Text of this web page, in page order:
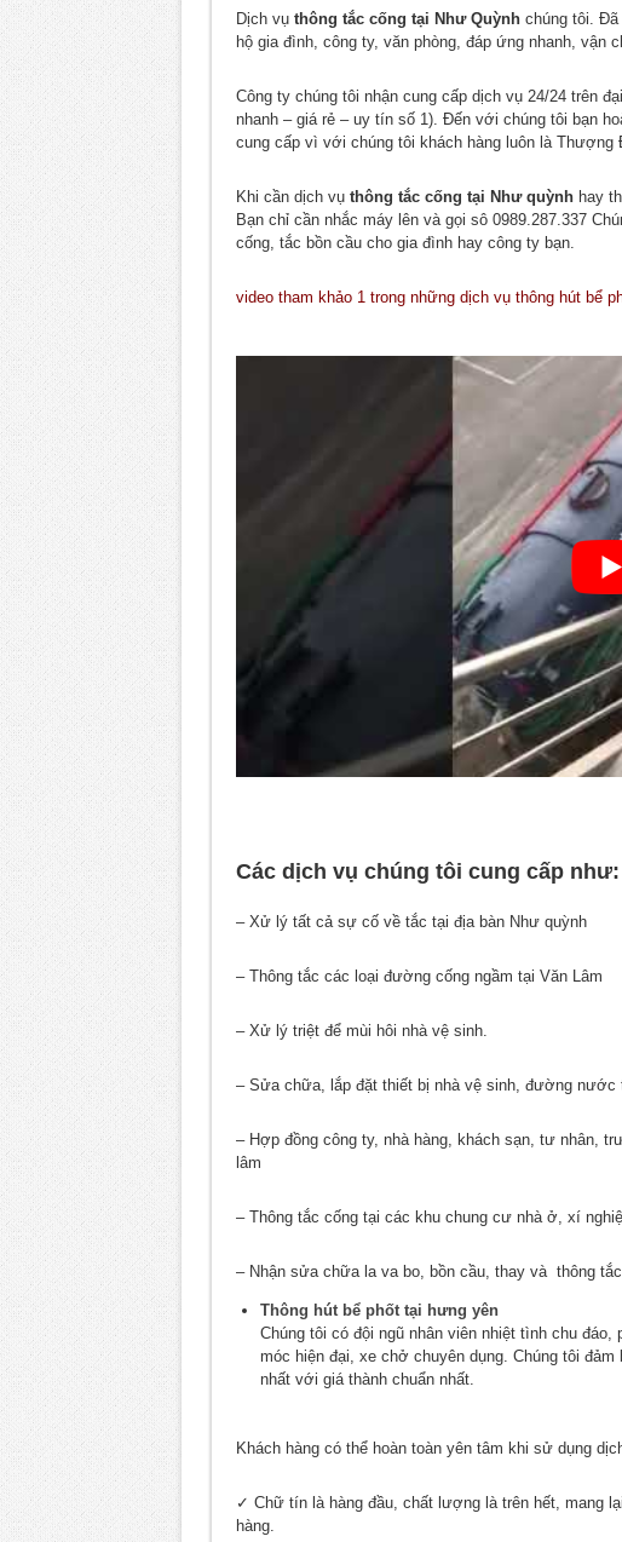
Dịch vụthông tắc cống tại Như Quỳnhchúng tôi. Đã
hộ gia đình, công ty, văn phòng, đáp ứng nhanh, vận
Công ty chúng tôi nhận cung cấp dịch vụ 24/24 trên
nhanh – giá rẻ – uy tín số 1). Đến với chúng tôi bạn
cung cấp vì với chúng tôi khách hàng luôn là Thượng
Khi cần dịch vụ thông tắc cống tại Như quỳnhhay
Bạn chỉ cần nhắc máy lên và gọi sô 0989.287.337
cống, tắc bồn cầu cho gia đình hay công ty bạn.
video tham khảo 1 trong những dịch vụ thông hút bể
Các dịch vụ chúng tôi cung cấp như:
– Xử lý tất cả sự cố về tắc tại địa bàn Như quỳnh
– Thông tắc các loại đường cống ngầm tại Văn Lâm
– Xử lý triệt để mùi hôi nhà vệ sinh.
– Sửa chữa, lắp đặt thiết bị nhà vệ sinh, đường nước
– Hợp đồng công ty, nhà hàng, khách sạn, tư nhân,
lâm
– Thông tắc cống tại các khu chung cư nhà ở, xí
– Nhận sửa chữa la va bo, bồn cầu, thay và thông
Thông hút bể phốt tại hưng yên
Chúng tôi có đội ngũ nhân viên nhiệt tình chu
móc hiện đại, xe chở chuyên dụng. Chúng tôi
nhất với giá thành chuẩn nhất.
Khách hàng có thể hoàn toàn yên tâm khi sử dụng
✓ Chữ tín là hàng đầu, chất lượng là trên hết, mang
hàng.